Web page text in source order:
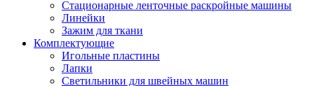
Стационарные ленточные раскройные машины
Линейки
Зажим для ткани
Комплектующие
Игольные пластины
Лапки
Светильники для швейных машин